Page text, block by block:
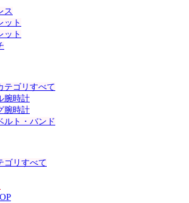
ス
ット
ット
テゴリすべて
腕時計
腕時計
ルト・バンド
ゴリすべて